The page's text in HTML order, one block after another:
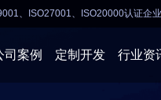
、ISO27001、ISO20000认证企业
司案例 定制开发 行业资